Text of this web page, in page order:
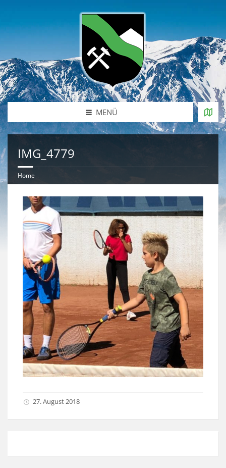
MENÜ
IMG_4779
Home
27. August 2018